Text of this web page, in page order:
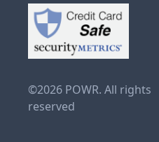
©2026 POWR. All rights
reserved